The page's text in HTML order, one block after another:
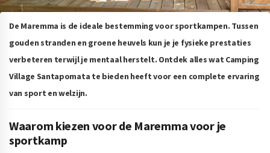
De Maremma is de ideale bestemming voor sportkampen. Tussen
gouden stranden en groene heuvels kun je je fysieke prestaties
verbeteren terwijl je mentaal herstelt. Ontdek alles wat Camping
Village Santapomata te bieden heeft voor een complete ervaring
van sport en welzijn.
Waarom kiezen voor de Maremma voor je
sportkamp